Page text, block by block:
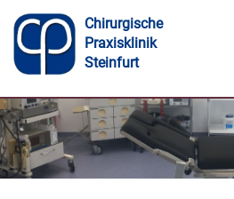
Chirurgische
Praxisklinik
Steinfurt